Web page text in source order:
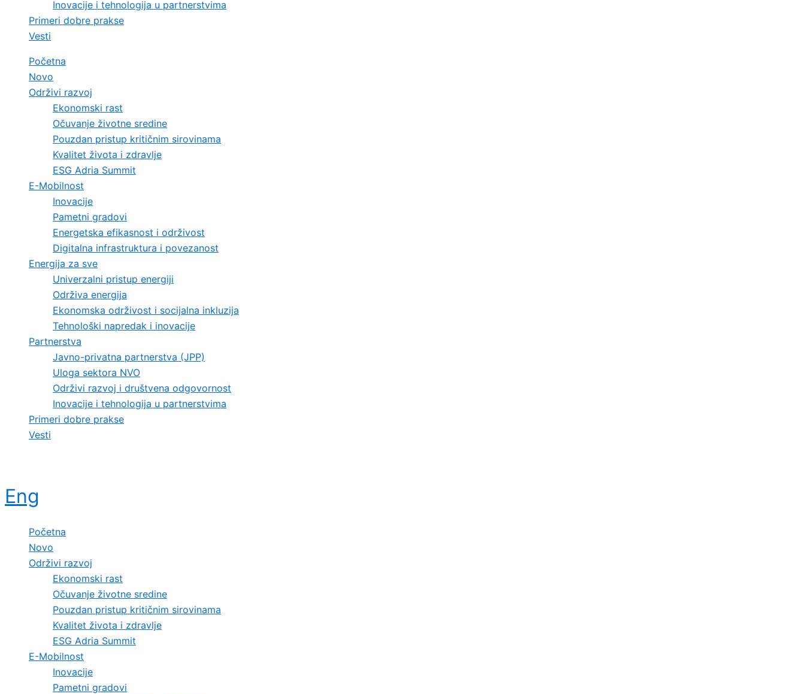
Inovacije i tehnologija u partnerstvima
Primeri dobre prakse
Vesti
Početna
Novo
Održivi razvoj
Ekonomski rast
Očuvanje životne sredine
Pouzdan pristup kritičnim sirovinama
Kvalitet života i zdravlje
ESG Adria Summit
E-Mobilnost
Inovacije
Pametni gradovi
Energetska efikasnost i održivost
Digitalna infrastruktura i povezanost
Energija za sve
Univerzalni pristup energiji
Održiva energija
Ekonomska održivost i socijalna inkluzija
Tehnološki napredak i inovacije
Partnerstva
Javno-privatna partnerstva (JPP)
Uloga sektora NVO
Održivi razvoj i društvena odgovornost
Inovacije i tehnologija u partnerstvima
Primeri dobre prakse
Vesti
Eng
Početna
Novo
Održivi razvoj
Ekonomski rast
Očuvanje životne sredine
Pouzdan pristup kritičnim sirovinama
Kvalitet života i zdravlje
ESG Adria Summit
E-Mobilnost
Inovacije
Pametni gradovi